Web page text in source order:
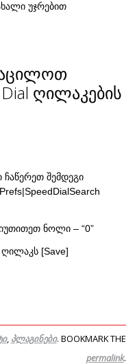
უჯრებით
ღილაკების
შემდეგი
ნოლი – “0”
[Save]
, პლაგინები. BOOKMARK THE
permalink.